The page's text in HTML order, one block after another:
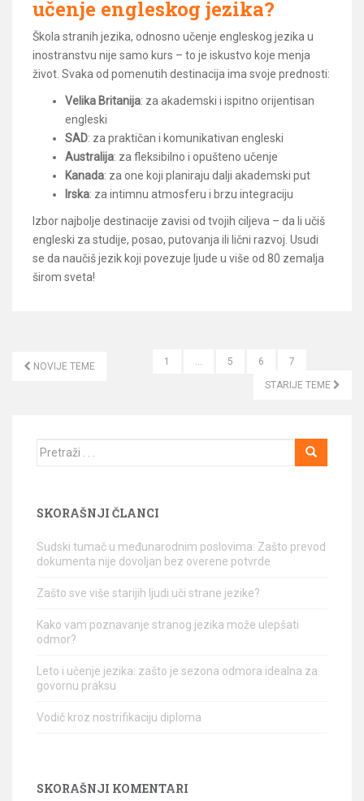
učenje engleskog jezika?
Škola stranih jezika, odnosno učenje engleskog jezika u
inostranstvu nije samo kurs – to je iskustvo koje menja
život. Svaka od pomenutih destinacija ima svoje prednosti:
Velika Britanija: za akademski i ispitno orijentisan
engleski
SAD: za praktičan i komunikativan engleski
Australija: za fleksibilno i opušteno učenje
Kanada: za one koji planiraju dalji akademski put
Irska: za intimnu atmosferu i brzu integraciju
Izbor najbolje destinacije zavisi od tvojih ciljeva – da li učiš
engleski za studije, posao, putovanja ili lični razvoj. Usudi
se da naučiš jezik koji povezuje ljude u više od 80 zemalja
širom sveta!
KRETANJE ČLANAKA
NOVIJE TEME 1 5 6 7
STARIJE TEME
Traži
SKORAŠNJI ČLANCI
Sudski tumač u međunarodnim poslovima: Zašto prevod
dokumenta nije dovoljan bez overene potvrde
Zašto sve više starijih ljudi uči strane jezike?
Kako vam poznavanje stranog jezika može ulepšati
odmor?
Leto i učenje jezika: zašto je sezona odmora idealna za
govornu praksu
Vodič kroz nostrifikaciju diploma
SKORAŠNJI KOMENTARI